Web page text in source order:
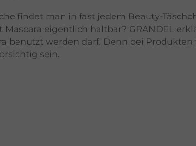
findet man in fast jedem Beauty-
Mascara eigentlich haltbar? GRANDEL
benutzt werden darf. Denn bei Produkten
sein.